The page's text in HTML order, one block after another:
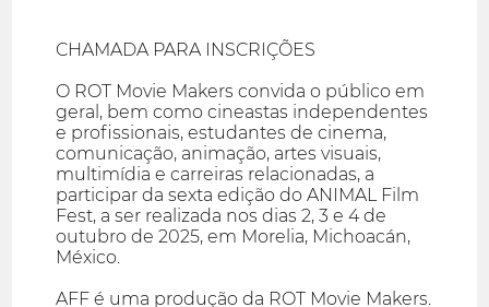
CHAMADA PARA INSCRIÇÕES
O ROT Movie Makers convida o público em
geral, bem como cineastas independentes
e profissionais, estudantes de cinema,
comunicação, animação, artes visuais,
multimídia e carreiras relacionadas, a
participar da sexta edição do ANIMAL Film
Fest, a ser realizada nos dias 2, 3 e 4 de
outubro de 2025, em Morelia, Michoacán,
México.
AFF é uma produção da ROT Movie Makers.